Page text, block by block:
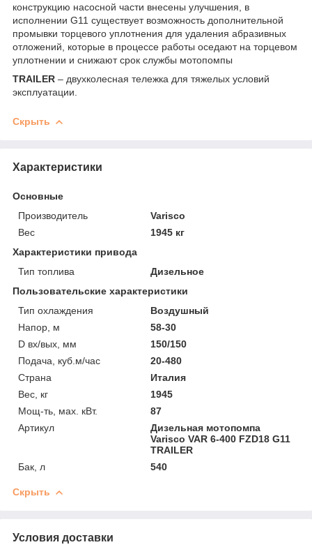
конструкцию насосной части внесены улучшения, в
исполнении G11 существует возможность дополнительной
промывки торцевого уплотнения для удаления абразивных
отложений, которые в процессе работы оседают на торцевом
уплотнении и снижают срок службы мотопомпы
TRAILER – двухколесная тележка для тяжелых условий
эксплуатации.
Скрыть
Характеристики
Основные
Производитель
Varisco
Вес
1945 кг
Характеристики привода
Тип топлива
Дизельное
Пользовательские характеристики
Тип охлаждения
Воздушный
Напор, м
58-30
D вх/вых, мм
150/150
Подача, куб.м/час
20-480
Страна
Италия
Вес, кг
1945
Мощ-ть, мax. кВт.
87
Артикул
Дизельная мотопомпа
Varisco VAR 6-400 FZD18 G11
TRAILER
Бак, л
540
Скрыть
Условия доставки